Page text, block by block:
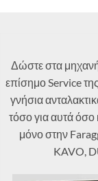
Δώστε στα
επίσημο Service της
γνήσια
τόσο για αυτά όσο
μόνο στην
KAVO,